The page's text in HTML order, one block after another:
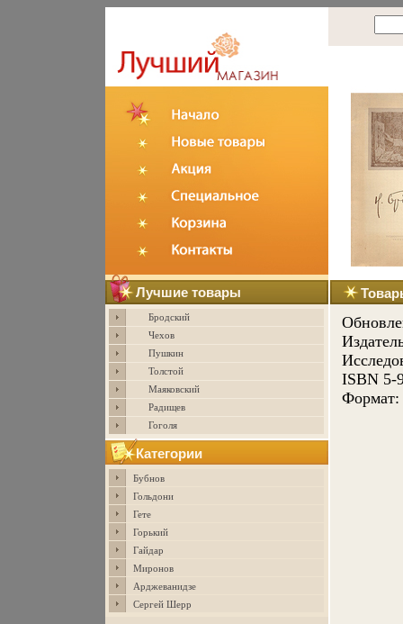
Лучшие товары
Бродский
Чехов
Пушкин
Толстой
Маяковский
Радищев
Гоголя
Категории
Бубнов
Гольдони
Гете
Горький
Гайдар
Миронов
Арджеванидзе
Сергей Шерр
ISBN 5-
Формат: